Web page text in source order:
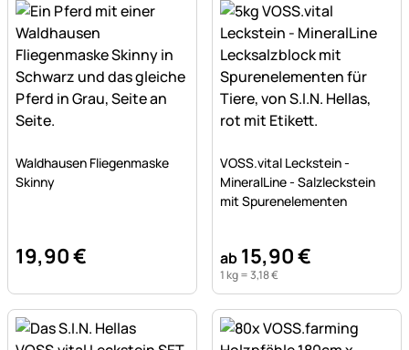
Waldhausen Fliegenmaske
Skinny
19,90€
VOSS.vital Leckstein -
MineralLine - Salzleckstein
mit Spurenelementen
ab 15,90€
1 kg =3,18€